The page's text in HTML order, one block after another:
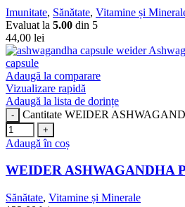
Imunitate, Sănătate, Vitamine și
Evaluat la 5.00 din 5
44,00 lei
Adaugă la comparare
Vizualizare rapidă
Adaugă la lista de dorințe
Cantitate WEIDER
Adaugă în coș
WEIDER ASHWAGANDHA
Sănătate, Vitamine și Minerale